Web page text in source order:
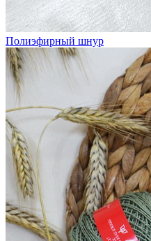
Полиэфирный шнур